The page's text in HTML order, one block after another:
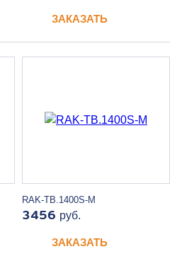
ЗАКАЗАТЬ
RAK-TB.1400S-M
3456 руб.
ЗАКАЗАТЬ